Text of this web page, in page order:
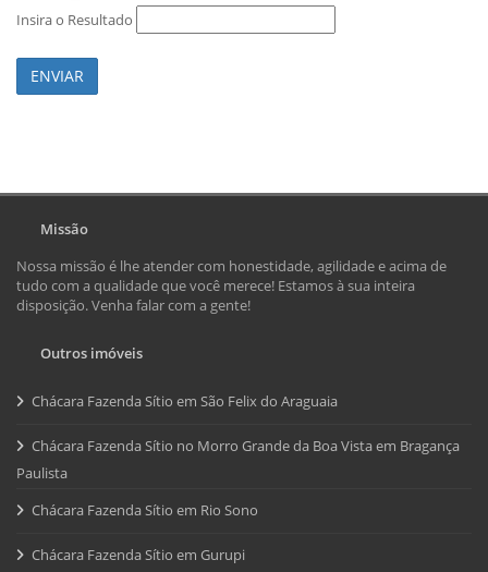
Insira o Resultado
ENVIAR
Missão
Nossa missão é lhe atender com honestidade, agilidade e acima de
tudo com a qualidade que você merece! Estamos à sua inteira
disposição. Venha falar com a gente!
Outros imóveis
Chácara Fazenda Sítio em São Felix do Araguaia
Chácara Fazenda Sítio no Morro Grande da Boa Vista em Bragança
Paulista
Chácara Fazenda Sítio em Rio Sono
Chácara Fazenda Sítio em Gurupi